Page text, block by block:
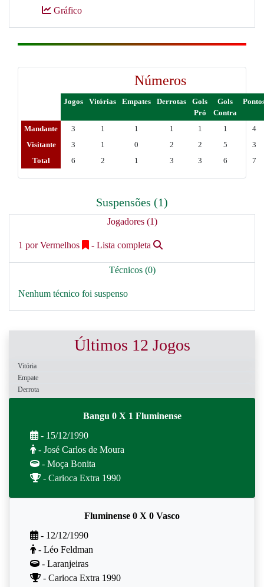
Gráfico
Números
Jogos Vitórias Empates Derrotas
Gols
Pró
Gols
Contra
Mandante 3 1 1 1 1 1
4
Visitante
3 1 0 2 2 5
3
Total
6 2 1 3 3 6 7
Suspensões (1)
Jogadores (1)
1 por Vermelhos - Lista completa
Técnicos (0)
Nenhum técnico foi suspenso
Últimos 12 Jogos
Vitória
Empate
Derrota
Bangu 0 X 1 Fluminense
- 15/12/1990
- José Carlos de Moura
- Moça Bonita
- Carioca Extra 1990
Fluminense 0 X 0 Vasco
- 12/12/1990
- Léo Feldman
- Laranjeiras
- Carioca Extra 1990